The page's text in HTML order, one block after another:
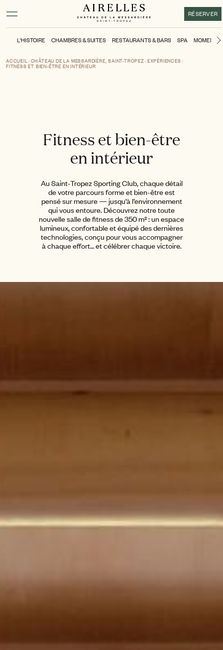
Activer le mode contraste élevé
RÉSERVER
L'HISTOIRE CHAMBRES & SUITES RESTAURANTS & BARS SPA MOMENTS
ACCUEIL CHÂTEAU DE LA MESSARDIÈRE, SAINT-TROPEZ EXPÉRIENCES
FITNESS ET BIEN-ÊTRE EN INTÉRIEUR
Fitness et bien-être
en intérieur
Au Saint-Tropez Sporting Club, chaque détail
de votre parcours forme et bien-être est
pensé sur mesure — jusqu’à l’environnement
qui vous entoure. Découvrez notre toute
nouvelle salle de fitness de 350 m² : un espace
lumineux, confortable et équipé des dernières
technologies, conçu pour vous accompagner
à chaque effort… et célébrer chaque victoire.